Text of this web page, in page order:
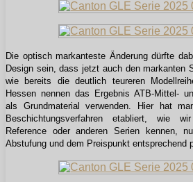
Die optisch markanteste Änderung dürfte
Design sein, dass jetzt auch den markanten
wie bereits die deutlich teureren
Hessen nennen das Ergebnis ATB-Mittel-
als Grundmaterial verwenden. Hier hat
Beschichtungsverfahren etabliert, wie
Reference oder anderen Serien kennen,
Abstufung und dem Preispunkt entsprechend